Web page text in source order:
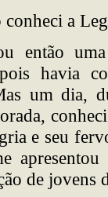
conheci a
então
havia
um dia,
e seu
de